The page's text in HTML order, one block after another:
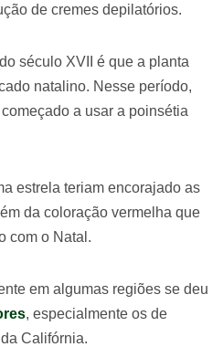
de cremes depilatórios.
século XVII é que a planta
natalino. Nesse período,
a usar a poinsétia
estrela teriam encorajado as
da coloração vermelha que
com o Natal.
em algumas regiões se deu
, especialmente os de
Califórnia.